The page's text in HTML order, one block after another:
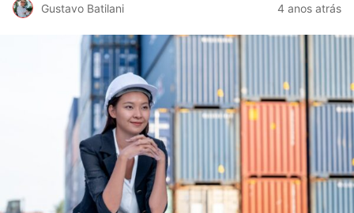
Gustavo Batilani 4 anos atrás